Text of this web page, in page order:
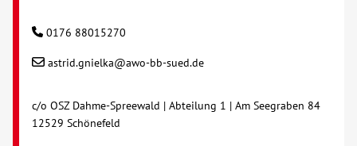
0176 88015270
astrid.gnielka@awo-bb-sued.de
c/o OSZ Dahme-Spreewald | Abteilung 1 | Am Seegraben 84
12529 Schönefeld